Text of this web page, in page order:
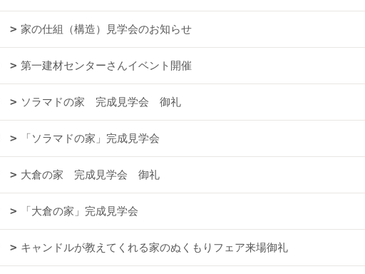
家の仕組（構造）見学会のお知らせ
第一建材センターさんイベント開催
ソラマドの家 完成見学会 御礼
「ソラマドの家」完成見学会
大倉の家 完成見学会 御礼
「大倉の家」完成見学会
キャンドルが教えてくれる家のぬくもりフェア来場御礼